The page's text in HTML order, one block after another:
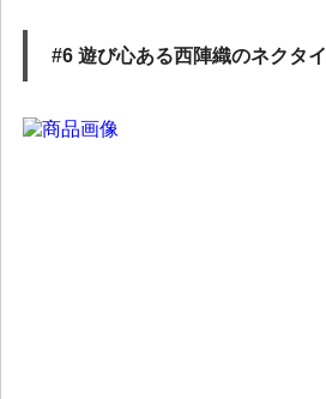
#6 遊び心ある西陣織のネクタイ